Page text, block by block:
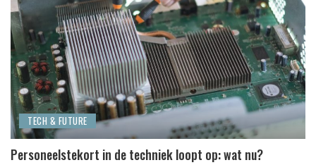
TECH & FUTURE
Personeelstekort in de techniek loopt op: wat nu?